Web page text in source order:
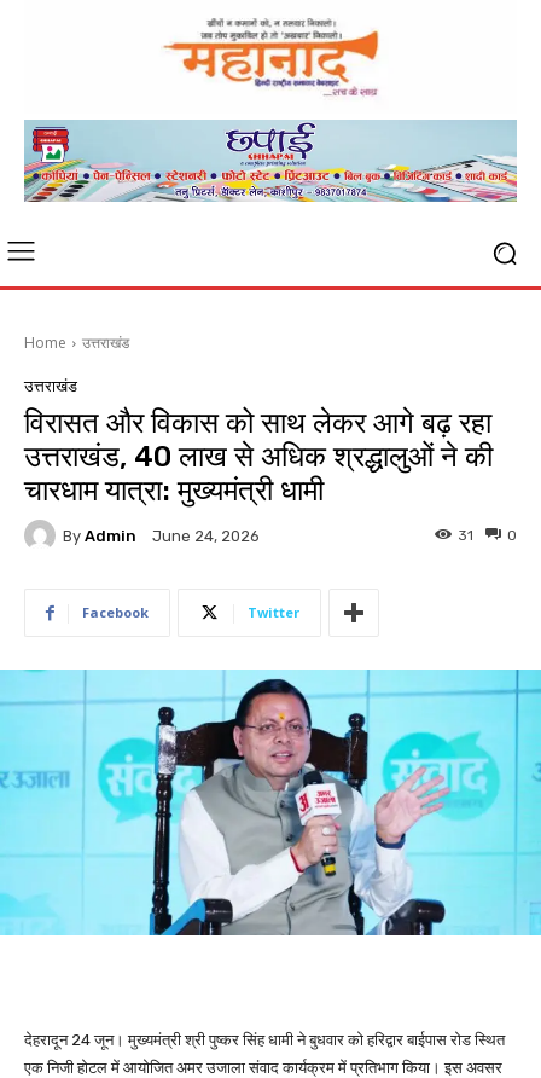
Home उत्तराखंड
उत्तराखंड
विरासत और विकास को साथ लेकर आगे बढ़ रहा
उत्तराखंड, 40 लाख से अधिक श्रद्धालुओं ने की
चारधाम यात्रा: मुख्यमंत्री धामी
By Admin June 24, 2026 0
31
Facebook Twitter
देहरादून 24 जून। मुख्यमंत्री श्री पुष्कर सिंह धामी ने बुधवार को हरिद्वार बाईपास रोड स्थित
एक निजी होटल में आयोजित अमर उजाला संवाद कार्यक्रम में प्रतिभाग किया। इस अवसर